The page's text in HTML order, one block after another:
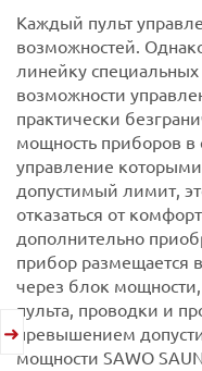
Каждый пульт
возможностей.
линейку
возможности
практически
мощность приборов в
управление
допустимый лимит,
отказаться от
дополнительно
прибор размещается
через блок
пульта, проводки и
превышением
мощности SAWO